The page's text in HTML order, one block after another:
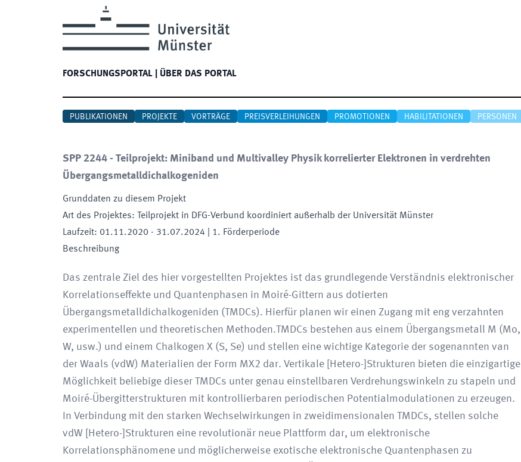
FORSCHUNGSPORTAL ÜBER DAS PORTAL
PUBLIKATIONEN PROJEKTE VORTRÄGE PREISVERLEIHUNGEN PROMOTIONEN HABILITATIONEN PERSONEN
SPP 2244 - Teilprojekt: Miniband und Multivalley Physik korrelierter Elektronen in verdrehten
Übergangsmetalldichalkogeniden
Grunddaten zu diesem Projekt
Art des Projektes:
Teilprojekt in DFG-Verbund koordiniert außerhalb der Universität Münster
Laufzeit: 01.11.2020 - 31.07.2024 | 1. Förderperiode
Beschreibung
Das zentrale Ziel des hier vorgestellten Projektes ist das grundlegende Verständnis elektronischer
Korrelationseffekte und Quantenphasen in Moiré-Gittern aus dotierten
Übergangsmetalldichalkogeniden (TMDCs). Hierfür planen wir einen Zugang mit eng verzahnten
experimentellen und theoretischen Methoden.TMDCs bestehen aus einem Übergangsmetall M (Mo,
W, usw.) und einem Chalkogen X (S, Se) und stellen eine wichtige Kategorie der sogenannten van
der Waals (vdW) Materialien der Form MX2 dar. Vertikale [Hetero-]Strukturen bieten die einzigartige
Möglichkeit beliebige dieser TMDCs unter genau einstellbaren Verdrehungswinkeln zu stapeln und
Moiré-Übergitterstrukturen mit kontrollierbaren periodischen Potentialmodulationen zu erzeugen.
In Verbindung mit den starken Wechselwirkungen in zweidimensionalen TMDCs, stellen solche
vdW [Hetero-]Strukturen eine revolutionär neue Plattform dar, um elektronische
Korrelationsphänomene und möglicherweise exotische elektronische Quantenphasen zu